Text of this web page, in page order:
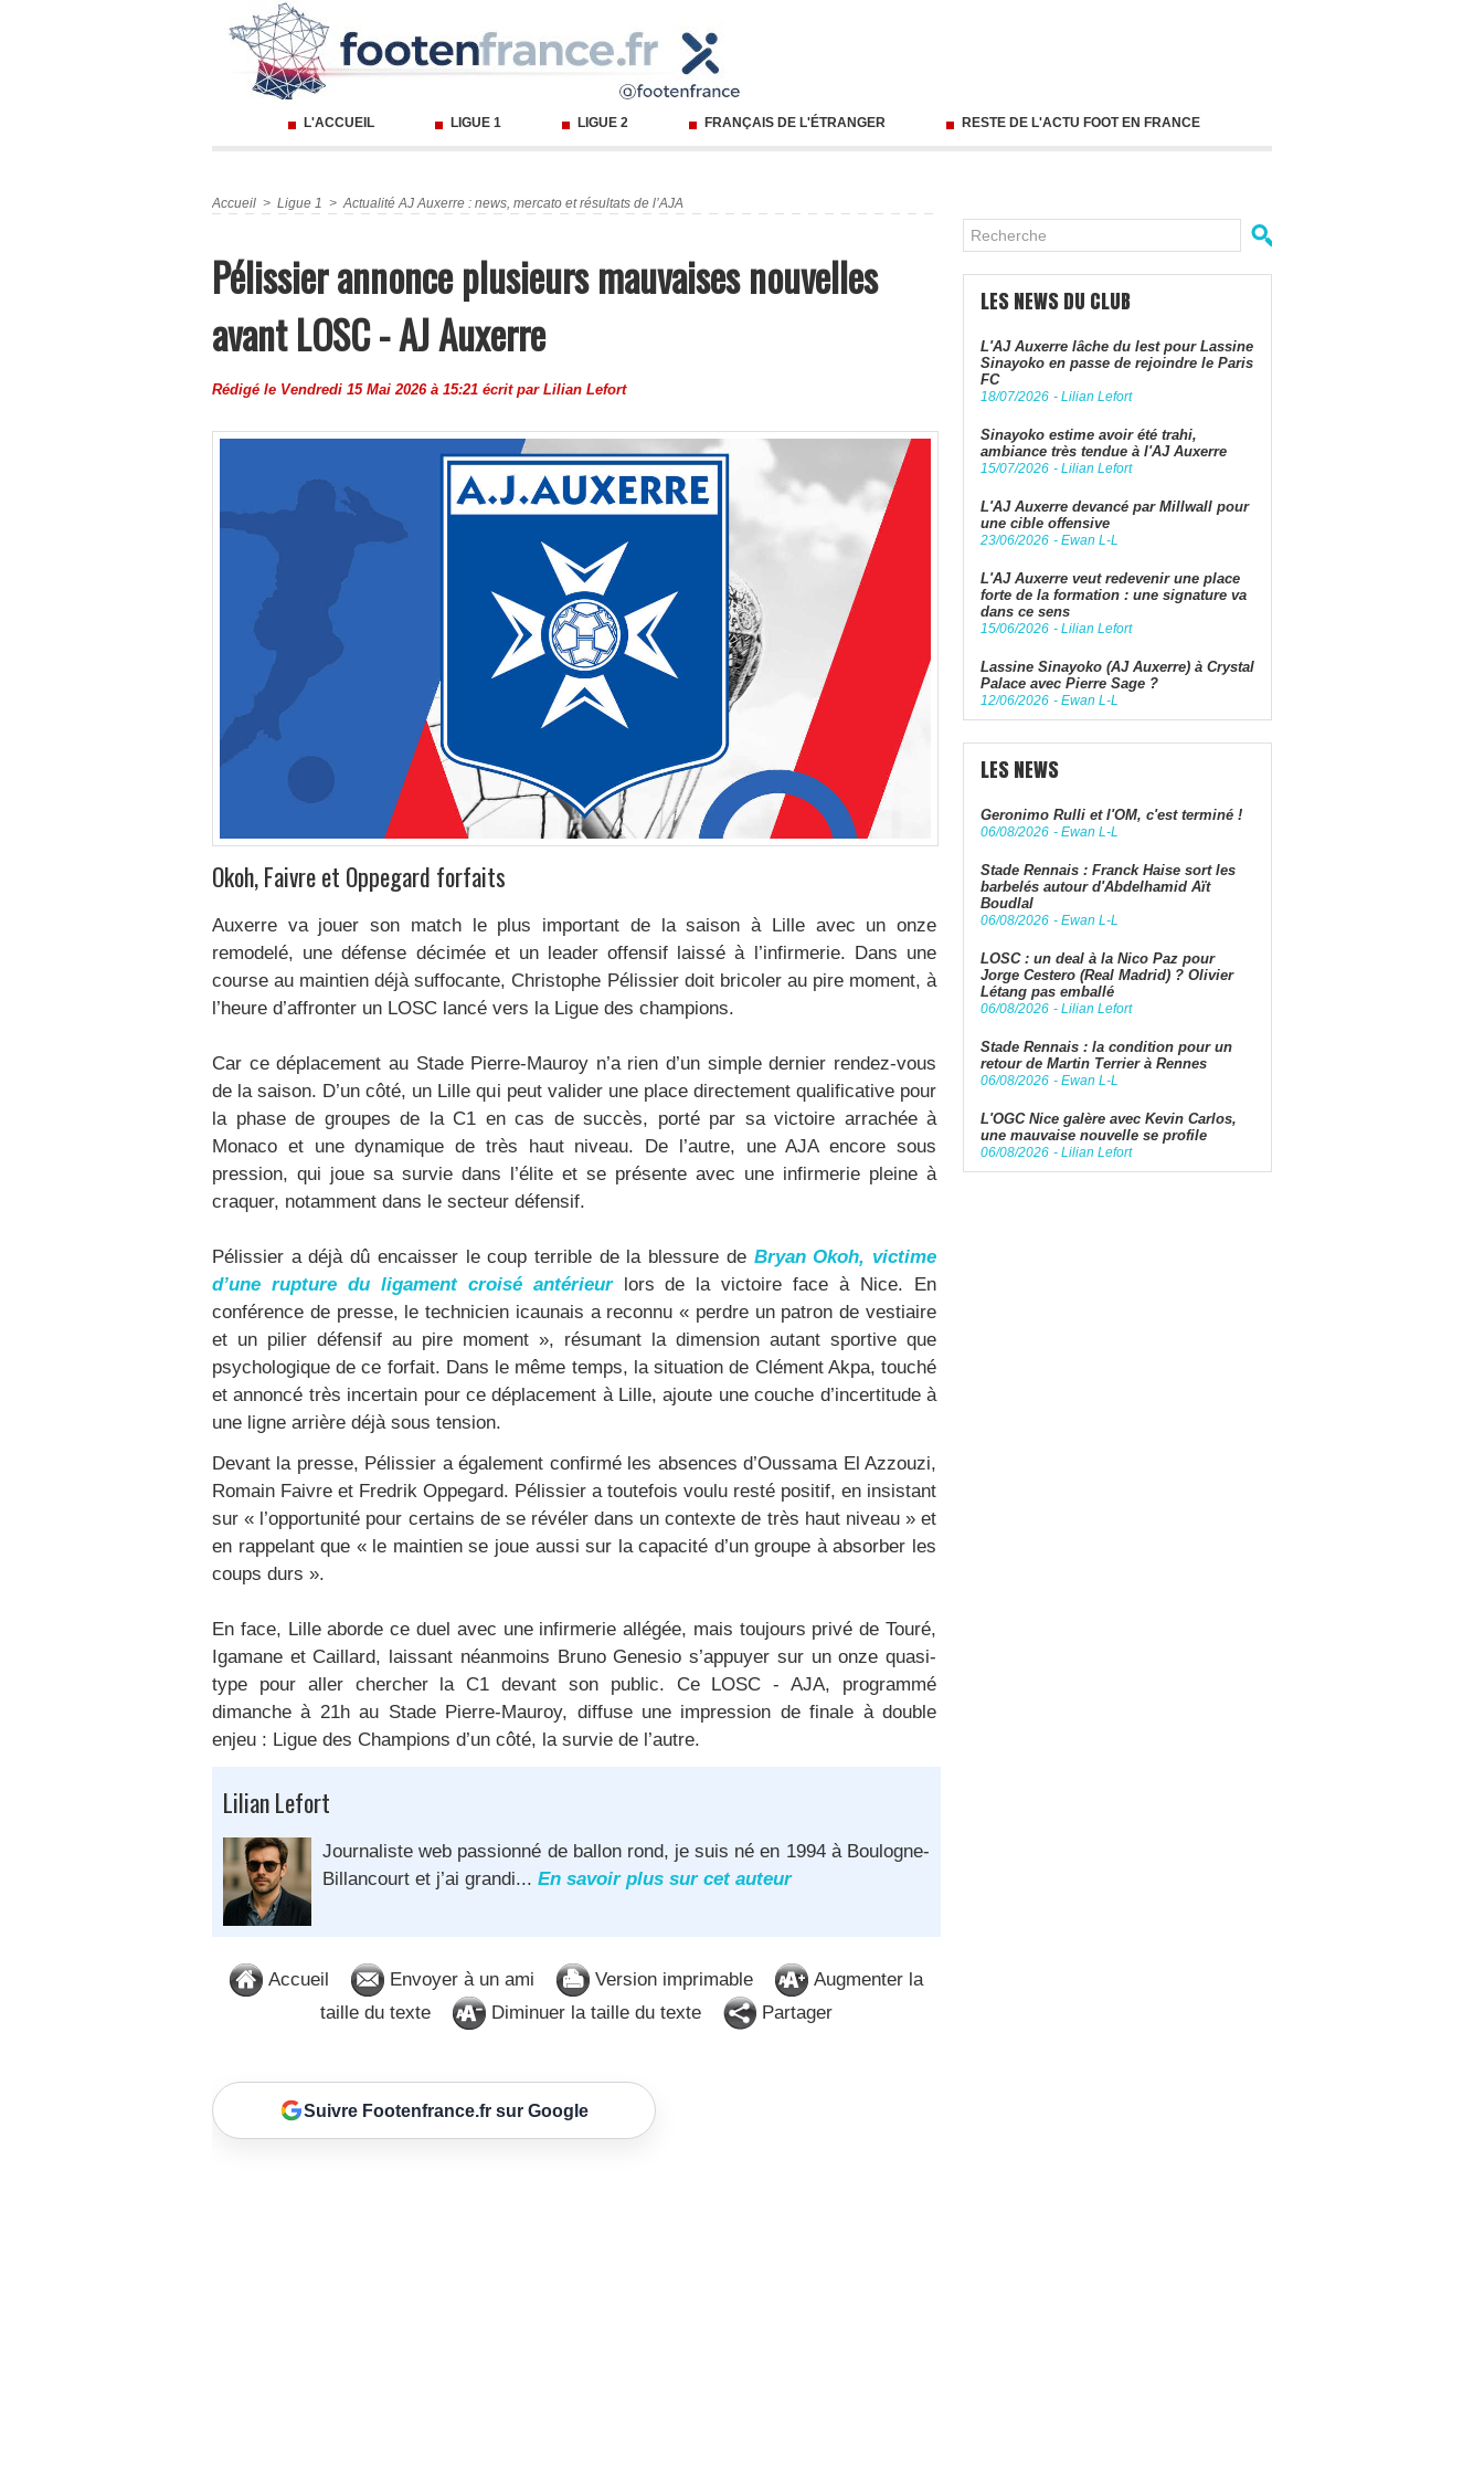
L'ACCUEIL LIGUE 1 LIGUE 2 FRANÇAIS DE L'ÉTRANGER RESTE DE L'ACTU FOOT EN FRANCE
Accueil > Ligue 1 > Actualité AJ Auxerre : news, mercato et résultats de l’AJA
Pélissier annonce plusieurs mauvaises nouvelles
avant LOSC - AJ Auxerre
Rédigé le Vendredi 15 Mai 2026 à 15:21 écrit par Lilian Lefort
Okoh, Faivre et Oppegard forfaits
Auxerre va jouer son match le plus important de la saison à Lille avec un onze
remodelé, une défense décimée et un leader offensif laissé à l’infirmerie. Dans une
course au maintien déjà suffocante, Christophe Pélissier doit bricoler au pire moment, à
l’heure d’affronter un LOSC lancé vers la Ligue des champions.
Car ce déplacement au Stade Pierre-Mauroy n’a rien d’un simple dernier rendez-vous
de la saison. D’un côté, un Lille qui peut valider une place directement qualificative pour
la phase de groupes de la C1 en cas de succès, porté par sa victoire arrachée à
Monaco et une dynamique de très haut niveau. De l’autre, une AJA encore sous
pression, qui joue sa survie dans l’élite et se présente avec une infirmerie pleine à
craquer, notamment dans le secteur défensif.
Pélissier a déjà dû encaisser le coup terrible de la blessure de Bryan Okoh, victime
d’une rupture du ligament croisé antérieurlors de la victoire face à Nice. En
conférence de presse, le technicien icaunais a reconnu « perdre un patron de vestiaire
et un pilier défensif au pire moment », résumant la dimension autant sportive que
psychologique de ce forfait. Dans le même temps, la situation de Clément Akpa, touché
et annoncé très incertain pour ce déplacement à Lille, ajoute une couche d’incertitude à
une ligne arrière déjà sous tension.
Devant la presse, Pélissier a également confirmé les absences d’Oussama El Azzouzi,
Romain Faivre et Fredrik Oppegard. Pélissier a toutefois voulu resté positif, en insistant
sur « l’opportunité pour certains de se révéler dans un contexte de très haut niveau » et
en rappelant que « le maintien se joue aussi sur la capacité d’un groupe à absorber les
coups durs ».
En face, Lille aborde ce duel avec une infirmerie allégée, mais toujours privé de Touré,
Igamane et Caillard, laissant néanmoins Bruno Genesio s’appuyer sur un onze quasi-
type pour aller chercher la C1 devant son public. Ce LOSC - AJA, programmé
dimanche à 21h au Stade Pierre-Mauroy, diffuse une impression de finale à double
enjeu : Ligue des Champions d’un côté, la survie de l’autre.
Lilian Lefort
Journaliste web passionné de ballon rond, je suis né en 1994 à Boulogne-
Billancourt et j’ai grandi... En savoir plus sur cet auteur
Accueil Envoyer à un ami Version imprimable
Augmenter la
taille du texte
Diminuer la taille du texte Partager
Suivre Footenfrance.fr sur Google
LES NEWS DU CLUB
L'AJ Auxerre lâche du lest pour Lassine
Sinayoko en passe de rejoindre le Paris
FC
18/07/2026 - Lilian Lefort
Sinayoko estime avoir été trahi,
ambiance très tendue à l'AJ Auxerre
15/07/2026 - Lilian Lefort
L'AJ Auxerre devancé par Millwall pour
une cible offensive
23/06/2026 - Ewan L-L
L'AJ Auxerre veut redevenir une place
forte de la formation : une signature va
dans ce sens
15/06/2026 - Lilian Lefort
Lassine Sinayoko (AJ Auxerre) à Crystal
Palace avec Pierre Sage ?
12/06/2026 - Ewan L-L
LES NEWS
Geronimo Rulli et l'OM, c'est terminé !
06/08/2026 - Ewan L-L
Stade Rennais : Franck Haise sort les
barbelés autour d'Abdelhamid Aït
Boudlal
06/08/2026 - Ewan L-L
LOSC : un deal à la Nico Paz pour
Jorge Cestero (Real Madrid) ? Olivier
Létang pas emballé
06/08/2026 - Lilian Lefort
Stade Rennais : la condition pour un
retour de Martin Terrier à Rennes
06/08/2026 - Ewan L-L
L'OGC Nice galère avec Kevin Carlos,
une mauvaise nouvelle se profile
06/08/2026 - Lilian Lefort